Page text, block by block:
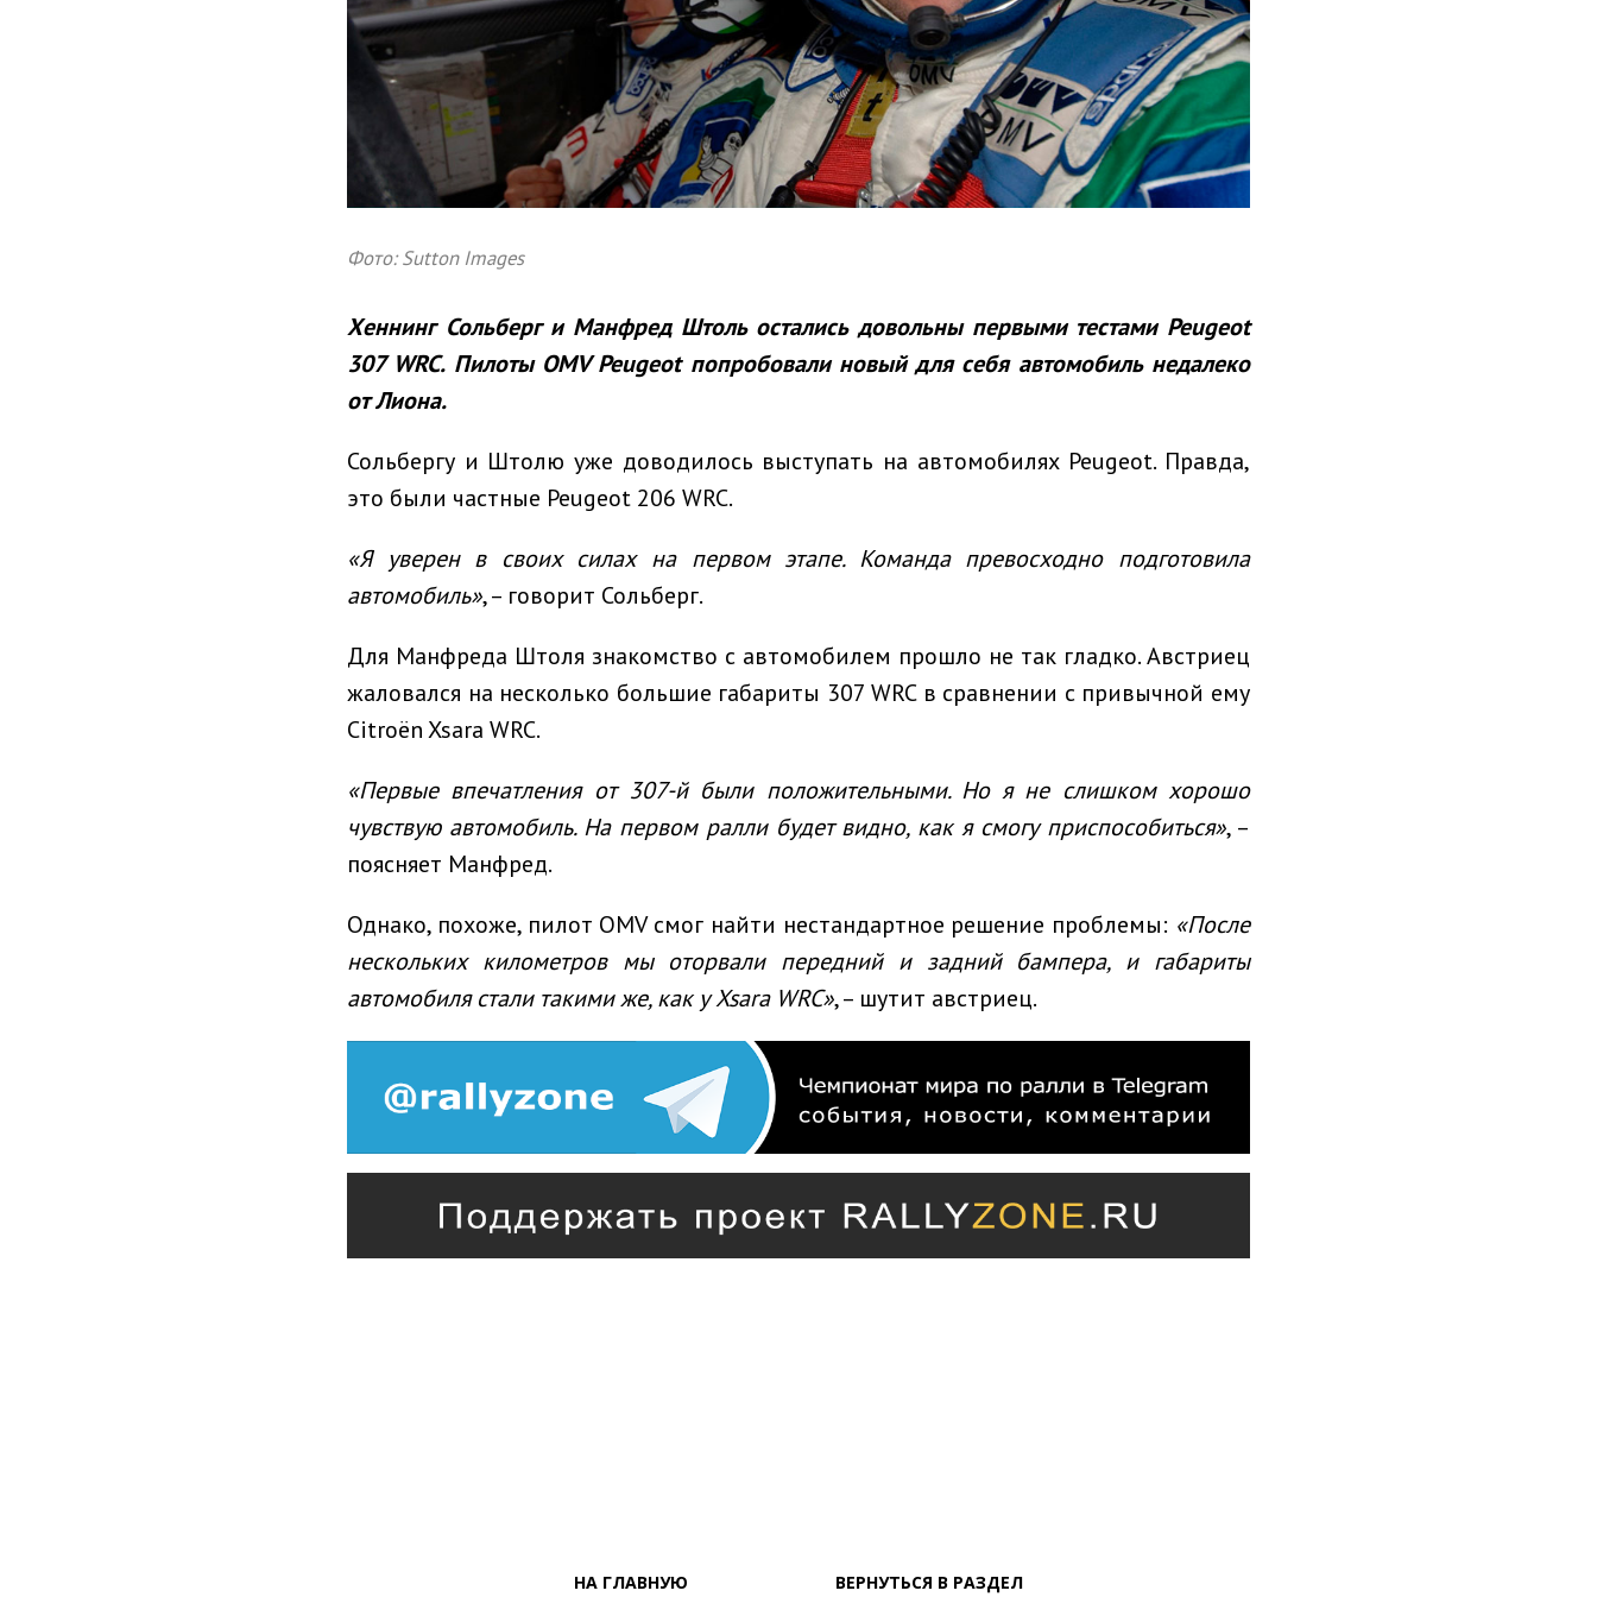
Фото: Sutton Images
Хеннинг Сольберг и Манфред Штоль остались довольны первыми тестами Peugeot
307 WRC. Пилоты OMV Peugeot попробовали новый для себя автомобиль недалеко
от Лиона.
Сольбергу и Штолю уже доводилось выступать на автомобилях Peugeot. Правда,
это были частные Peugeot 206 WRC.
«Я уверен в своих силах на первом этапе. Команда превосходно подготовила
автомобиль», – говорит Сольберг.
Для Манфреда Штоля знакомство с автомобилем прошло не так гладко. Австриец
жаловался на несколько большие габариты 307 WRC в сравнении с привычной ему
Citroën Xsara WRC.
«Первые впечатления от 307-й были положительными. Но я не слишком хорошо
чувствую автомобиль. На первом ралли будет видно, как я смогу приспособиться», –
поясняет Манфред.
Однако, похоже, пилот OMV смог найти нестандартное решение проблемы: «После
нескольких километров мы оторвали передний и задний бампера, и габариты
автомобиля стали такими же, как у Xsara WRC», – шутит австриец.
НА ГЛАВНУЮ ВЕРНУТЬСЯ В РАЗДЕЛ